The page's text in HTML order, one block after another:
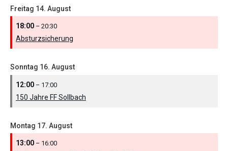
Freitag 14. August
18:00 – 20:30
Absturzsicherung
Sonntag 16. August
12:00 – 17:00
150 Jahre FF Sollbach
Montag 17. August
13:00 – 16:00